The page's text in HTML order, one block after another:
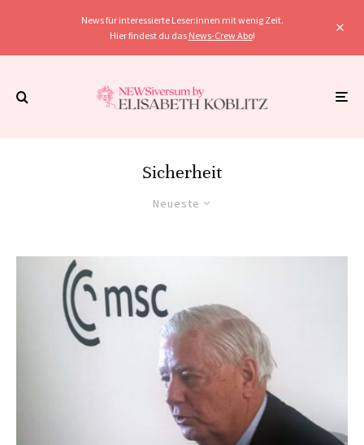
News für interessierte Leser:innen mit wenig Zeit.
Hier findest du das News-Crew Abo!
Sicherheit
Neueste